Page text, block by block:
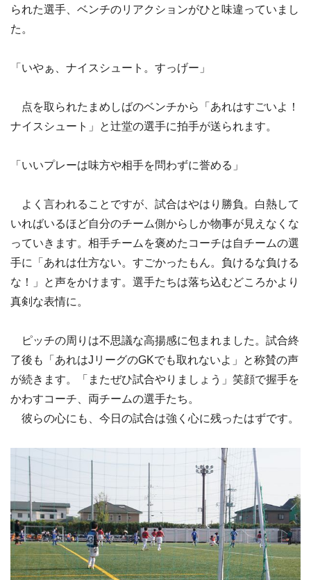
られた選手、ベンチのリアクションがひと味違っていまし
た。
「いやぁ、ナイスシュート。すっげー」
点を取られたまめしばのベンチから「あれはすごいよ！
ナイスシュート」と辻堂の選手に拍手が送られます。
「いいプレーは味方や相手を問わずに誉める」
よく言われることですが、試合はやはり勝負。白熱して
いればいるほど自分のチーム側からしか物事が見えなくな
っていきます。相手チームを褒めたコーチは自チームの選
手に「あれは仕方ない。すごかったもん。負けるな負ける
な！」と声をかけます。選手たちは落ち込むどころかより
真剣な表情に。
ピッチの周りは不思議な高揚感に包まれました。試合終
了後も「あれはJリーグのGKでも取れないよ」と称賛の声
が続きます。「またぜひ試合やりましょう」笑顔で握手を
かわすコーチ、両チームの選手たち。
彼らの心にも、今日の試合は強く心に残ったはずです。